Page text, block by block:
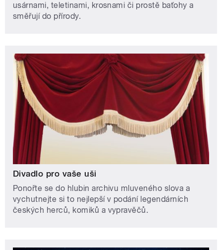
usárnami, teletinami, krosnami či prostě baťohy a
směřují do přírody.
Divadlo pro vaše uši
Ponořte se do hlubin archivu mluveného slova a
vychutnejte si to nejlepší v podání legendárních
českých herců, komiků a vypravěčů.